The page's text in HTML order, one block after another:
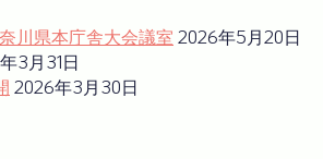
川県本庁舎大会議室 2026年5月20日
3月31日
2026年3月30日